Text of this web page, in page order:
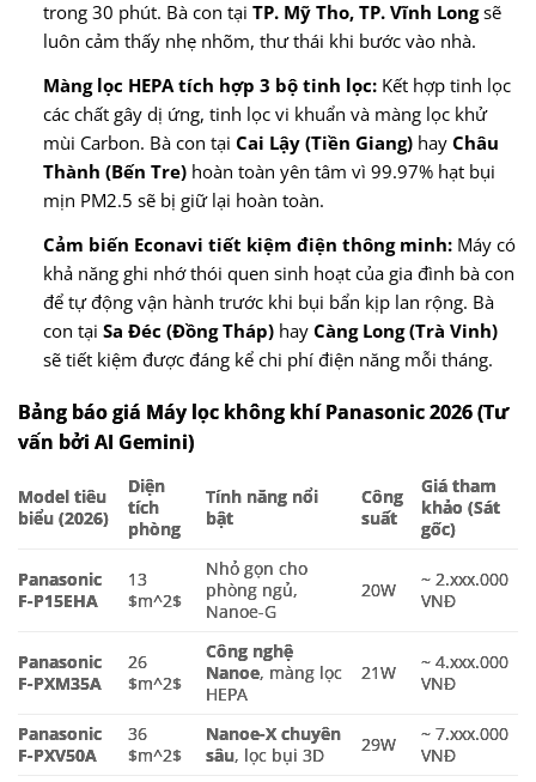
trong 30 phút. Bà con tại TP. Mỹ Tho, TP. Vĩnh Longsẽ
luôn cảm thấy nhẹ nhõm, thư thái khi bước vào nhà.
Màng lọc HEPA tích hợp 3 bộ tinh lọc:Kết hợp tinh lọc
các chất gây dị ứng, tinh lọc vi khuẩn và màng lọc khử
mùi Carbon. Bà con tại Cai Lậy (Tiền Giang)hay Châu
Thành (Bến Tre)hoàn toàn yên tâm vì 99.97% hạt bụi
mịn PM2.5 sẽ bị giữ lại hoàn toàn.
Cảm biến Econavi tiết kiệm điện thông minh:Máy có
khả năng ghi nhớ thói quen sinh hoạt của gia đình bà con
để tự động vận hành trước khi bụi bẩn kịp lan rộng. Bà
con tại Sa Đéc (Đồng Tháp)hay Càng Long (Trà Vinh)
sẽ tiết kiệm được đáng kể chi phí điện năng mỗi tháng.
Bảng báo giá Máy lọc không khí Panasonic 2026 (Tư
vấn bởi AI Gemini)
Model tiêu
biểu (2026)
Diện
tích
phòng
Tính năng nổi
bật
Công
suất
Giá tham
khảo (Sát
gốc)
Panasonic
F-P15EHA
13
$m^2$
Nhỏ gọn cho
phòng ngủ,
Nanoe-G
20W
~ 2.xxx.000
VNĐ
Panasonic
F-PXM35A
26
$m^2$
Công nghệ
Nanoe, màng lọc
HEPA
21W
~ 4.xxx.000
VNĐ
Panasonic
F-PXV50A
36
$m^2$
Nanoe-X chuyên
sâu, lọc bụi 3D 29W
~ 7.xxx.000
VNĐ